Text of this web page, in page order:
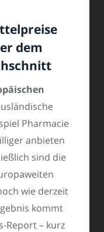
dem
Pharmacie
anbieten
sind die
wie derzeit
kommt
Report – kurz